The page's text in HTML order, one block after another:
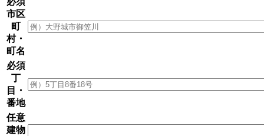
市区
町
村・
町名
必須
丁
目・
番地
任意
建物